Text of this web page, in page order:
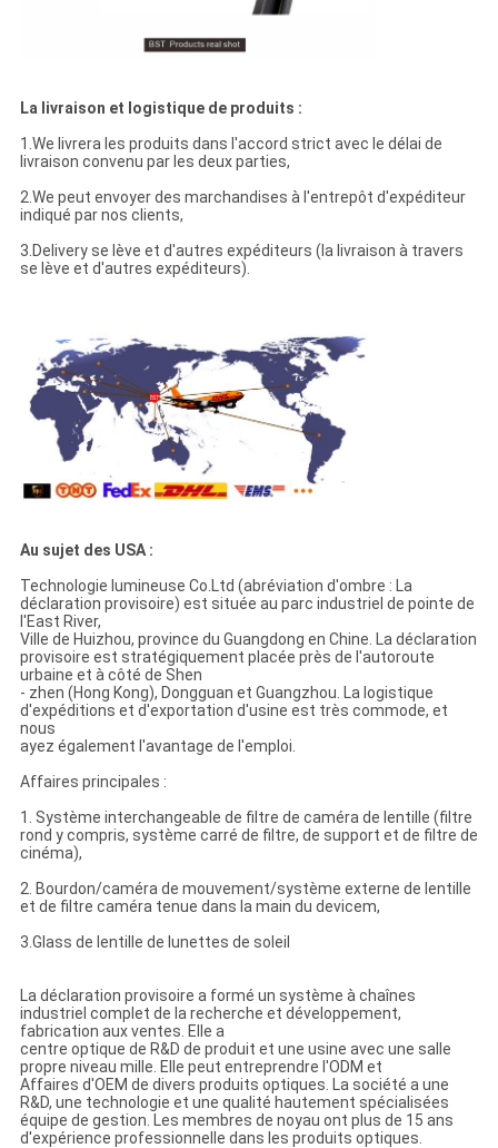
La livraison et logistique de produits :
1.We livrera les produits dans l'accord strict avec le délai de
livraison convenu par les deux parties,
2.We peut envoyer des marchandises à l'entrepôt d'expéditeur
indiqué par nos clients,
3.Delivery se lève et d'autres expéditeurs (la livraison à travers
se lève et d'autres expéditeurs).
Au sujet des USA :
Technologie lumineuse Co.Ltd (abréviation d'ombre : La
déclaration provisoire) est située au parc industriel de pointe de
l'East River,
Ville de Huizhou, province du Guangdong en Chine. La déclaration
provisoire est stratégiquement placée près de l'autoroute
urbaine et à côté de Shen
- zhen (Hong Kong), Dongguan et Guangzhou. La logistique
d'expéditions et d'exportation d'usine est très commode, et
nous
ayez également l'avantage de l'emploi.
Affaires principales :
1. Système interchangeable de filtre de caméra de lentille (filtre
rond y compris, système carré de filtre, de support et de filtre de
cinéma),
2. Bourdon/caméra de mouvement/système externe de lentille
et de filtre caméra tenue dans la main du devicem,
3.Glass de lentille de lunettes de soleil
La déclaration provisoire a formé un système à chaînes
industriel complet de la recherche et développement,
fabrication aux ventes. Elle a
centre optique de R&D de produit et une usine avec une salle
propre niveau mille. Elle peut entreprendre l'ODM et
Affaires d'OEM de divers produits optiques. La société a une
R&D, une technologie et une qualité hautement spécialisées
équipe de gestion. Les membres de noyau ont plus de 15 ans
d'expérience professionnelle dans les produits optiques.